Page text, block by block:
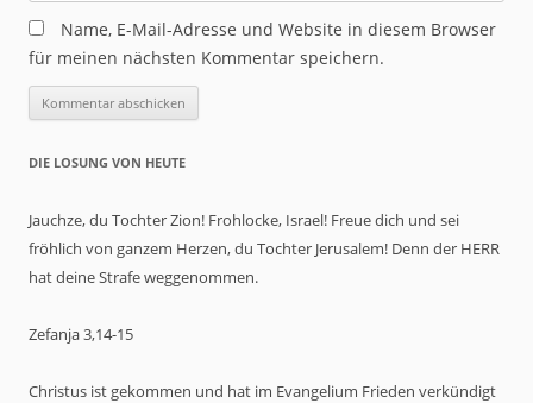
Name, E-Mail-Adresse und Website in diesem Browser
für meinen nächsten Kommentar speichern.
DIE LOSUNG VON HEUTE
Jauchze, du Tochter Zion! Frohlocke, Israel! Freue dich und sei
fröhlich von ganzem Herzen, du Tochter Jerusalem! Denn der HERR
hat deine Strafe weggenommen.
Zefanja 3,14-15
Christus ist gekommen und hat im Evangelium Frieden verkündigt